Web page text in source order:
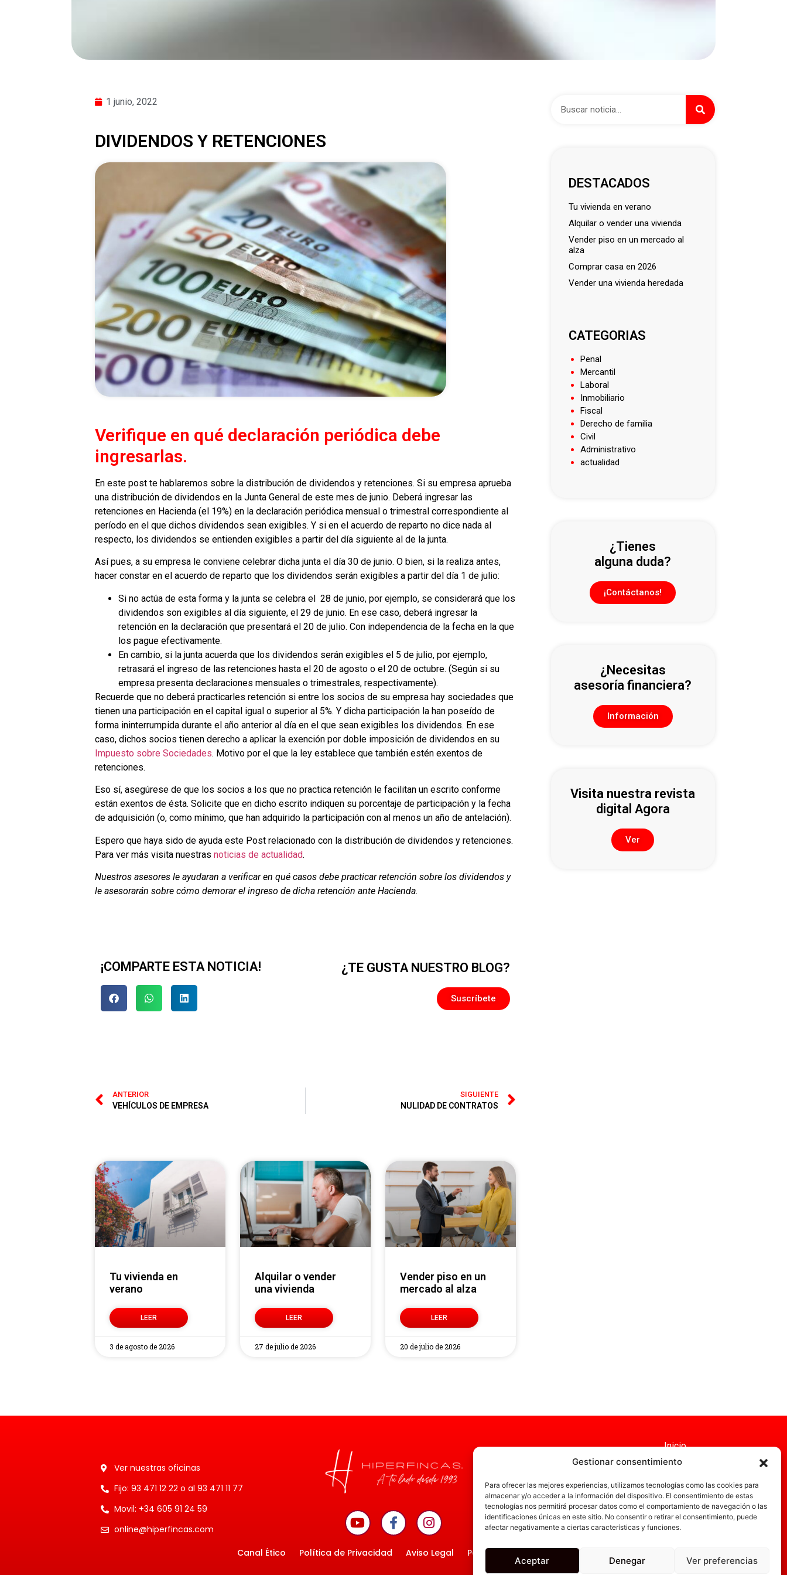
Gestionar consentimiento
Para ofrecer las mejores experiencias, utilizamos tecnologías como las cookies para
almacenar y/o acceder a la información del dispositivo. El consentimiento de estas
tecnologías nos permitirá procesar datos como el comportamiento de navegación o las
identificaciones únicas en este sitio. No consentir o retirar el consentimiento, puede
afectar negativamente a ciertas características y funciones.
Aceptar Denegar Ver preferencias
1 junio, 2022
DIVIDENDOS Y RETENCIONES
Verifique en qué declaración periódica debe
ingresarlas.
En este post te hablaremos sobre la distribución de dividendos y retenciones. Si su empresa aprueba
una distribución de dividendos en la Junta General de este mes de junio. Deberá ingresar las
retenciones en Hacienda (el 19%) en la declaración periódica mensual o trimestral correspondiente al
período en el que dichos dividendos sean exigibles. Y si en el acuerdo de reparto no dice nada al
respecto, los dividendos se entienden exigibles a partir del día siguiente al de la junta.
Así pues, a su empresa le conviene celebrar dicha junta el día 30 de junio. O bien, si la realiza antes,
hacer constar en el acuerdo de reparto que los dividendos serán exigibles a partir del día 1 de julio:
Si no actúa de esta forma y la junta se celebra el 28 de junio, por ejemplo, se considerará que los
dividendos son exigibles al día siguiente, el 29 de junio. En ese caso, deberá ingresar la
retención en la declaración que presentará el 20 de julio. Con independencia de la fecha en la que
los pague efectivamente.
En cambio, si la junta acuerda que los dividendos serán exigibles el 5 de julio, por ejemplo,
retrasará el ingreso de las retenciones hasta el 20 de agosto o el 20 de octubre. (Según si su
empresa presenta declaraciones mensuales o trimestrales, respectivamente).
Recuerde que no deberá practicarles retención si entre los socios de su empresa hay sociedades que
tienen una participación en el capital igual o superior al 5%. Y dicha participación la han poseído de
forma ininterrumpida durante el año anterior al día en el que sean exigibles los dividendos. En ese
caso, dichos socios tienen derecho a aplicar la exención por doble imposición de dividendos en su
Impuesto sobre Sociedades. Motivo por el que la ley establece que también estén exentos de
retenciones.
Eso sí, asegúrese de que los socios a los que no practica retención le facilitan un escrito conforme
están exentos de ésta. Solicite que en dicho escrito indiquen su porcentaje de participación y la fecha
de adquisición (o, como mínimo, que han adquirido la participación con al menos un año de antelación).
Espero que haya sido de ayuda este Post relacionado con la distribución de dividendos y retenciones.
Para ver más visita nuestras noticias de actualidad.
Nuestros asesores le ayudaran a verificar en qué casos debe practicar retención sobre los dividendos y
le asesorarán sobre cómo demorar el ingreso de dicha retención ante Hacienda.
¡COMPARTE ESTA NOTICIA! ¿TE GUSTA NUESTRO BLOG?
Suscríbete
ANTERIOR
VEHÍCULOS DE EMPRESA
SIGUIENTE
NULIDAD DE CONTRATOS
Tu vivienda en
verano
LEER
3 de agosto de 2026
Alquilar o vender
una vivienda
LEER
27 de julio de 2026
Vender piso en un
mercado al alza
LEER
20 de julio de 2026
DESTACADOS
tu vivienda en verano
alquilar o vender una vivienda
vender piso en un mercado al
alza
comprar casa en 2026
vender una vivienda heredada
CATEGORIAS
Penal
Mercantil
Laboral
Inmobiliario
Fiscal
Derecho de familia
Civil
Administrativo
actualidad
¿Tienes
alguna duda?
¡Contáctanos!
¿Necesitas
asesoría financiera?
Información
Visita nuestra revista
digital Agora
Ver
Ver nuestras oficinas
Fijo: 93 471 12 22 o al 93 471 11 77
Movil: +34 605 91 24 59
online@hiperfincas.com
Inicio
Servicios
Administración
Actualidad
Obra nueva
Canal Ético Política de Privacidad Aviso Legal Política de Cookies